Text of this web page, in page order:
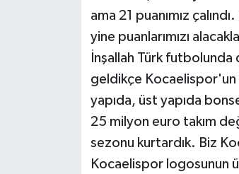
ama 21 puanımız
yine puanlarımızı
İnşallah Türk
geldikçe Kocaelispor'un
yapıda, üst yapıda
25 milyon euro takım
sezonu kurtardık. Biz
Kocaelispor logosunun